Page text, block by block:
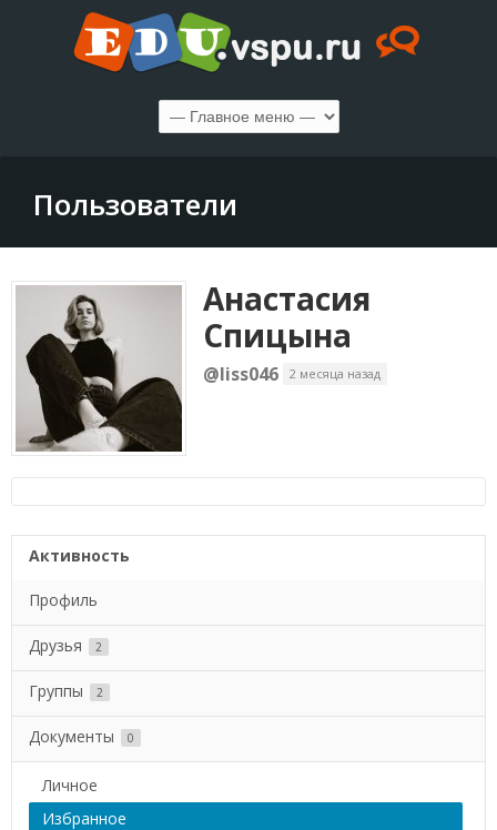
Пользователи
Анастасия
Спицына
@liss046 2 месяца назад
Активность
Профиль
Друзья 2
Группы 2
Документы 0
Личное
Избранное